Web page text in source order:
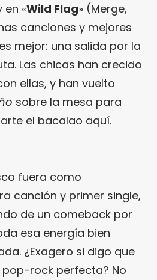
en «Wild Flag» (Merge,
canciones y mejores
mejor: una salida por la
Las chicas han crecido
ellas, y han vuelto
sobre la mesa para
el bacalao aquí.
fuera como
canción y primer single,
de un comeback por
esa energía bien
¿Exagero si digo que
rock perfecta? No